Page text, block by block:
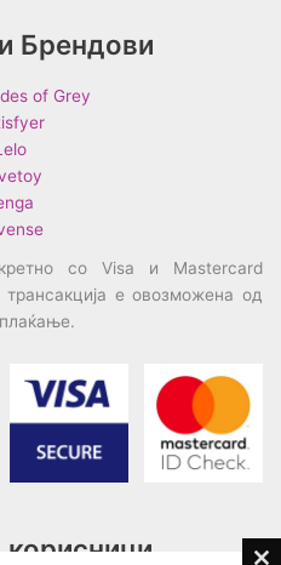
Брендови
of Grey
со Visa и Mastercard
трансакција е овозможена од
корисници